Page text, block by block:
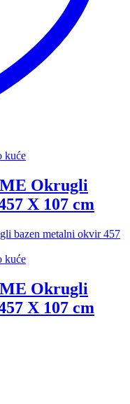
kuće
Okrugli
X 107 cm
kuće
Okrugli
X 107 cm